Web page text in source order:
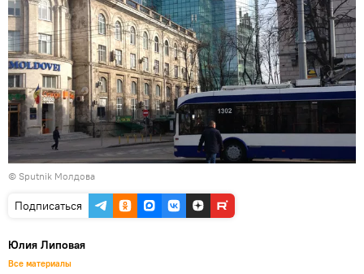
© Sputnik Молдова
Подписаться
Юлия Липовая
Все материалы